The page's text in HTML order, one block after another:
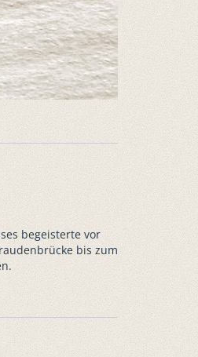
begeisterte vor
bis zum